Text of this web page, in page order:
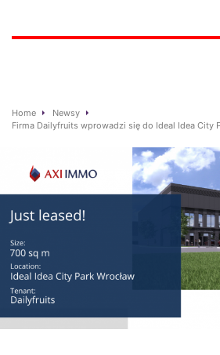
Home
Newsy
Firma Dailyfruits wprowadzi się do Ideal Idea City